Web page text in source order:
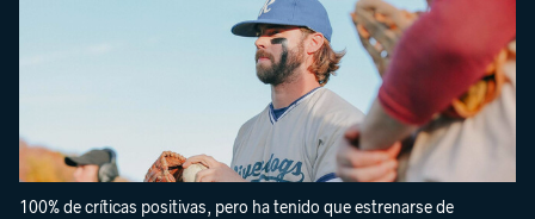
100% de críticas positivas, pero ha tenido que estrenarse de